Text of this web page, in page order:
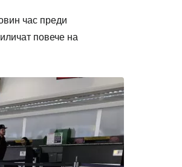
час преди
повече на